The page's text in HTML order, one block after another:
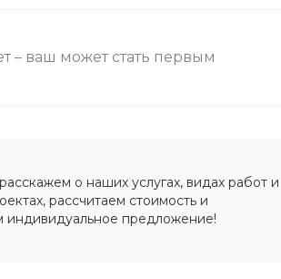
– ваш может стать первым
о наших услугах, видах работ и
рассчитаем стоимость и
индивидуальное предложение!